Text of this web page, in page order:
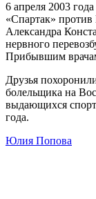
6 апреля 2003
«Спартак»
Александра
нервного
Прибывшим
Друзья
болельщика на
выдающихся
года.
Юлия Попова